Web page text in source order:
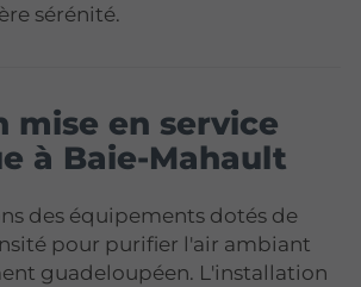
sérénité.
mise en service
à Baie-Mahault
des équipements dotés de
pour purifier l'air ambiant
guadeloupéen. L'installation